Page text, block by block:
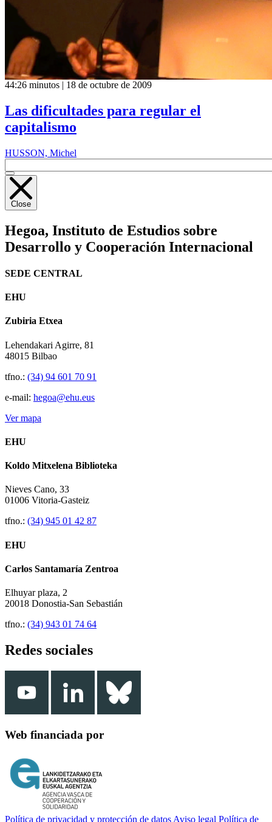
44:26 minutos | 18 de octubre de 2009
Las dificultades para regular el
capitalismo
HUSSON, Michel
Close
Hegoa, Instituto de Estudios sobre
Desarrollo y Cooperación Internacional
SEDE CENTRAL
EHU
Zubiria Etxea
Lehendakari Agirre, 81
48015 Bilbao
tfno.: (34) 94 601 70 91
e-mail: hegoa@ehu.eus
Ver mapa
EHU
Koldo Mitxelena Biblioteka
Nieves Cano, 33
01006 Vitoria-Gasteiz
tfno.: (34) 945 01 42 87
EHU
Carlos Santamaría Zentroa
Elhuyar plaza, 2
20018 Donostia-San Sebastián
tfno.: (34) 943 01 74 64
Redes sociales
Web financiada por
Política de privacidad y protección de datos Aviso legal Política de